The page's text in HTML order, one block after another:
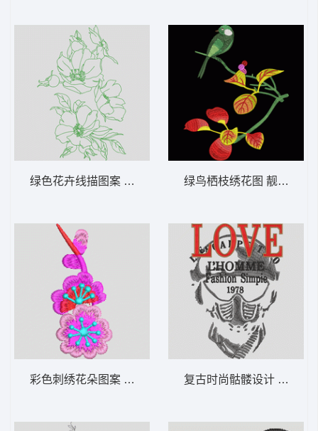
绿色花卉线描图案 简笔花
彩色刺绣花朵图案 简单花
绿鸟栖枝绣花图 靓花 鸟
复古时尚骷髅设计 骷髅